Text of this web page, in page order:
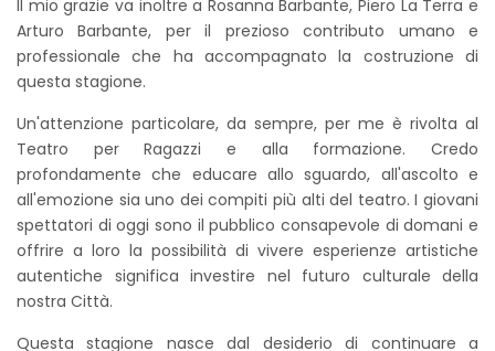
Il mio grazie va inoltre a Rosanna Barbante, Piero La Terra e
Arturo Barbante, per il prezioso contributo umano e
professionale che ha accompagnato la costruzione di
questa stagione.
Un'attenzione particolare, da sempre, per me è rivolta al
Teatro per Ragazzi e alla formazione. Credo
profondamente che educare allo sguardo, all'ascolto e
all'emozione sia uno dei compiti più alti del teatro. I giovani
spettatori di oggi sono il pubblico consapevole di domani e
offrire a loro la possibilità di vivere esperienze artistiche
autentiche significa investire nel futuro culturale della
nostra Città.
Questa stagione nasce dal desiderio di continuare a